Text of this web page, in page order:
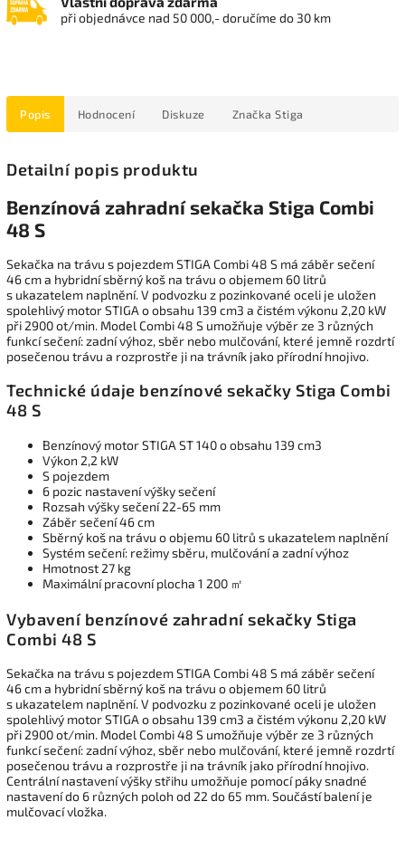
při objednávce nad 50 000,- doručíme do 30 km
Popis Hodnocení Diskuze Značka Stiga
Detailní popis produktu
Benzínová zahradní sekačka Stiga Combi
48 S
Sekačka na trávu s pojezdem STIGA Combi 48 S má záběr sečení
46 cm a hybridní sběrný koš na trávu o objemem 60 litrů
s ukazatelem naplnění. V podvozku z pozinkované oceli je uložen
spolehlivý motor STIGA o obsahu 139 cm3 a čistém výkonu 2,20 kW
při 2900 ot/min. Model Combi 48 S umožňuje výběr ze 3 různých
funkcí sečení: zadní výhoz, sběr nebo mulčování, které jemně rozdrtí
posečenou trávu a rozprostře ji na trávník jako přírodní hnojivo.
Technické údaje benzínové sekačky Stiga Combi
48 S
Benzínový motor STIGA ST 140 o obsahu 139 cm3
Výkon 2,2 kW
S pojezdem
6 pozic nastavení výšky sečení
Rozsah výšky sečení 22-65 mm
Záběr sečení 46 cm
Sběrný koš na trávu o objemu 60 litrů s ukazatelem naplnění
Systém sečení: režimy sběru, mulčování a zadní výhoz
Hmotnost 27 kg
Maximální pracovní plocha 1 200 ㎡
Vybavení benzínové zahradní sekačky Stiga
Combi 48 S
Sekačka na trávu s pojezdem STIGA Combi 48 S má záběr sečení
46 cm a hybridní sběrný koš na trávu o objemem 60 litrů
s ukazatelem naplnění. V podvozku z pozinkované oceli je uložen
spolehlivý motor STIGA o obsahu 139 cm3 a čistém výkonu 2,20 kW
při 2900 ot/min. Model Combi 48 S umožňuje výběr ze 3 různých
funkcí sečení: zadní výhoz, sběr nebo mulčování, které jemně rozdrtí
posečenou trávu a rozprostře ji na trávník jako přírodní hnojivo.
Centrální nastavení výšky střihu umožňuje pomocí páky snadné
nastavení do 6 různých poloh od 22 do 65 mm.Součástí balení je
mulčovací vložka.